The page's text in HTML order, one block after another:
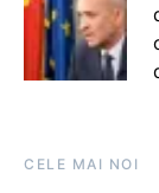
CELE MAI NOI